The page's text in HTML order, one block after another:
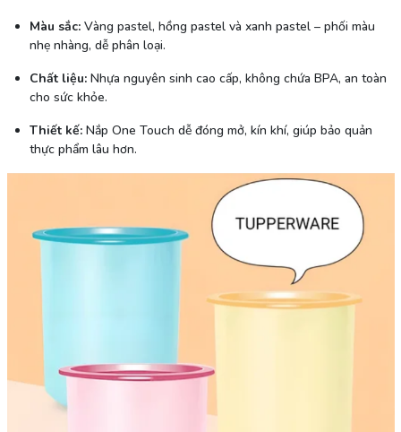
Màu sắc:Vàng pastel, hồng pastel và xanh pastel – phối màu
nhẹ nhàng, dễ phân loại.
Chất liệu:Nhựa nguyên sinh cao cấp, không chứa BPA, an toàn
cho sức khỏe.
Thiết kế:Nắp One Touch dễ đóng mở, kín khí, giúp bảo quản
thực phẩm lâu hơn.